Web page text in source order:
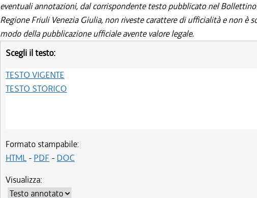
eventuali annotazioni, dal corrispondente testo pubblicato nel
Regione Friuli Venezia Giulia, non riveste carattere di ufficialità e non è
modo della pubblicazione ufficiale avente valore legale.
Scegli il testo:
TESTO VIGENTE
TESTO STORICO
Formato stampabile:
HTML- PDF - DOC
Visualizza: